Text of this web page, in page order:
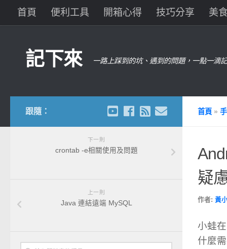
首頁 便利工具 開箱心得 技巧分享 美
記下來 一路上踩到的坑、遇到的問題，一點一滴
首頁 »
疑
作者: 黃
小蛙
什麼
跟隨：
下一則
crontab -e相關使用及問題
上一則
Java 連結遠端 MySQL